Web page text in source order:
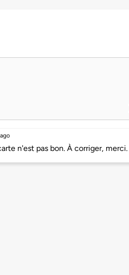
n'est pas bon. À corriger, merci.